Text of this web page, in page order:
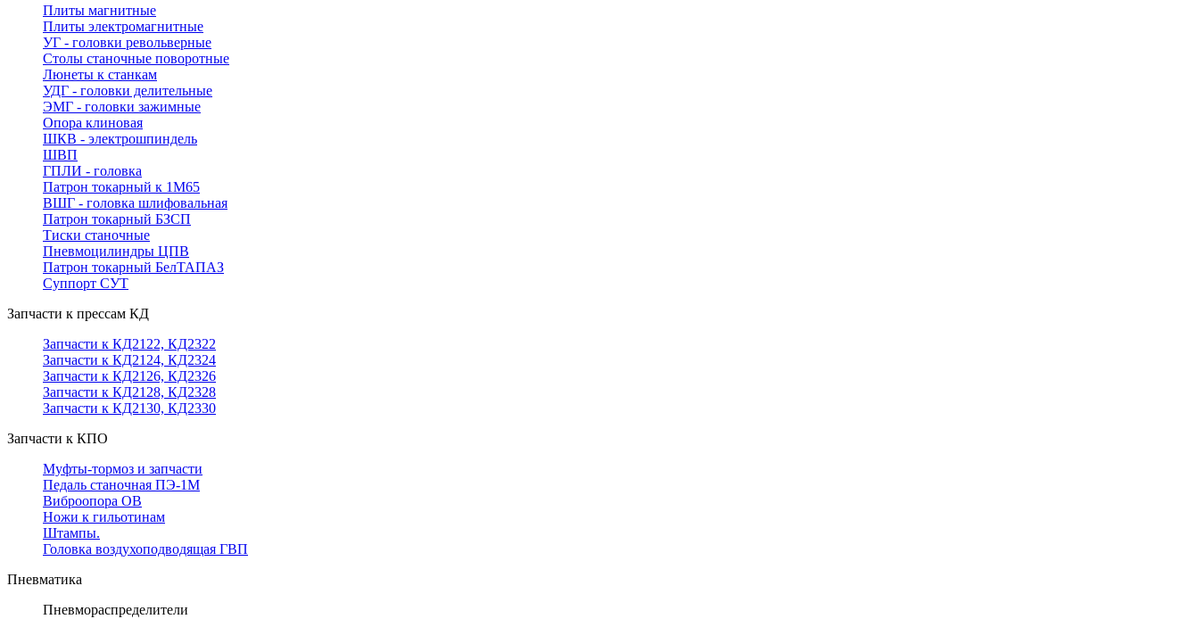
Плиты магнитные
Плиты электромагнитные
УГ - головки револьверные
Столы станочные поворотные
Люнеты к станкам
УДГ - головки делительные
ЭМГ - головки зажимные
Опора клиновая
ШКВ - электрошпиндель
ШВП
ГПЛИ - головка
Патрон токарный к 1М65
ВШГ - головка шлифовальная
Патрон токарный БЗСП
Тиски станочные
Пневмоцилиндры ЦПВ
Патрон токарный БелТАПАЗ
Суппорт СУТ
Запчасти к прессам КД
Запчасти к КД2122, КД2322
Запчасти к КД2124, КД2324
Запчасти к КД2126, КД2326
Запчасти к КД2128, КД2328
Запчасти к КД2130, КД2330
Запчасти к КПО
Муфты-тормоз и запчасти
Педаль станочная ПЭ-1М
Виброопора ОВ
Ножи к гильотинам
Штампы.
Головка воздухоподводящая ГВП
Пневматика
Пневмораспределители